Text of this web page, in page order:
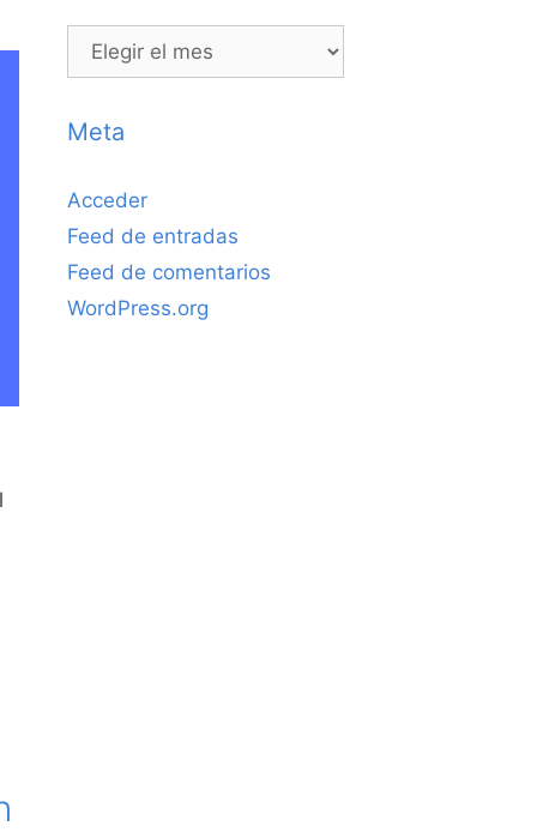
Archivos
Meta
Acceder
Feed de entradas
Feed de comentarios
WordPress.org